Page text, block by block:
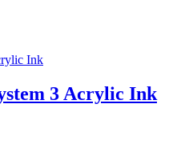
3 Acrylic Ink